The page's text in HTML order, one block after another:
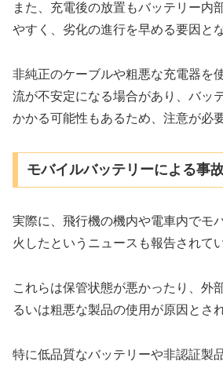
また、充電後の放置もバッテリー内
やすく、劣化の進行を早める要因と
非純正のケーブルや粗悪な充電器を
流が不安定になる場合があり、バッ
かかる可能性もあるため、注意が必
モバイルバッテリーによる事
実際に、飛行機の機内や電車内でモ
火したというニュースも報告されて
これらは保管状態が悪かったり、外
るいは粗悪な製品の使用が原因とさ
特に低品質なバッテリーや非認証製